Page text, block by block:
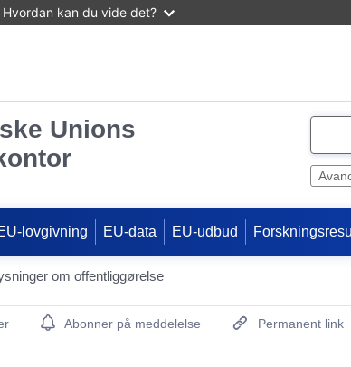
Hvordan kan du vide det?
Unions
e
lovgivning EU-data EU-udbud
om offentliggørelse
Actions Portlet
Abonner på meddelelse Permanent link